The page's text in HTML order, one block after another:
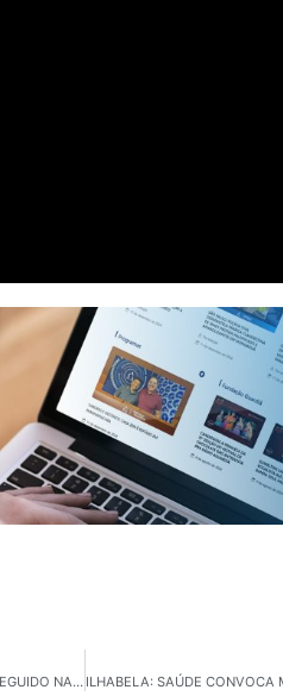
SÃO JOSÉ DOS CAMPOS CONQUISTA SELO OURO DO MEC PELO SEGUNDO ANO SEGUIDO NA ALFABETIZAÇÃO INFANTIL